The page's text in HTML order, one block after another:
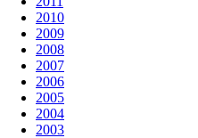
2010
2009
2008
2007
2006
2005
2004
2003